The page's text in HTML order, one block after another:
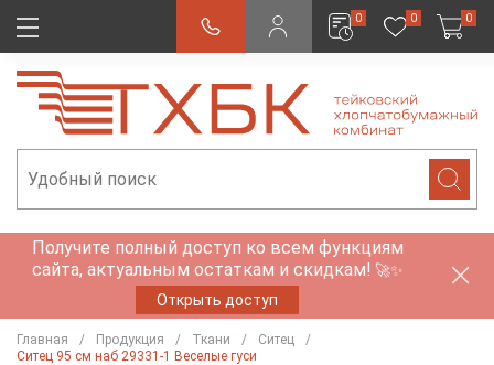
0 0 0
Получите полный доступ ко всем функциям
сайта, актуальным остаткам и скидкам! 🚀✨
Открыть доступ
Главная Продукция Ткани
Ситец
Ситец 95 см наб 29331-1 Веселые гуси